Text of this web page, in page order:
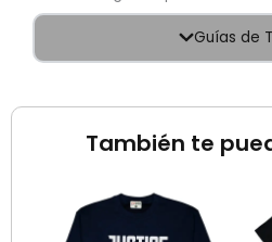
Guías de
También te